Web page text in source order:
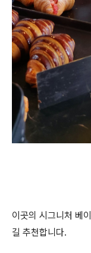
이곳의 시그니처 베
길 추천합니다.